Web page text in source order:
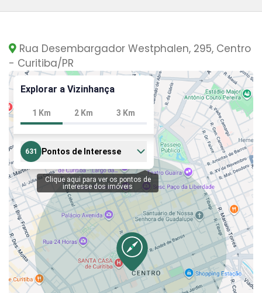
Rua Desembargador Westphalen, 295, Centro
- Curitiba/PR